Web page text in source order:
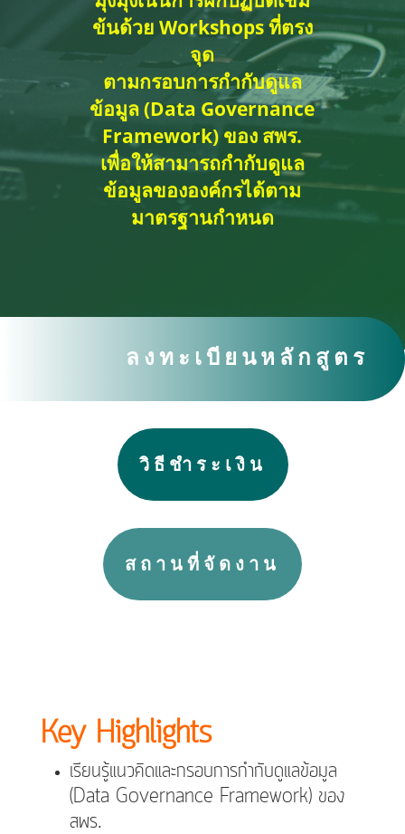
ข้นด้วย Workshops ที่ตรง
จุด
ตามกรอบการกำกับดูแล
ข้อมูล (Data Governance
Framework) ของ สพร.
เพื่อให้สามารถกำกับดูแล
ข้อมูลขององค์กรได้ตาม
มาตรฐานกำหนด
ลงทะเบียนหลักสูตร
วิธีชำระเงิน
สถานที่จัดงาน
Key Highlights
เรียนรู้แนวคิดและกรอบการกำกับดูแลข้อมูล
(Data Governance Framework) ของ
สพร.